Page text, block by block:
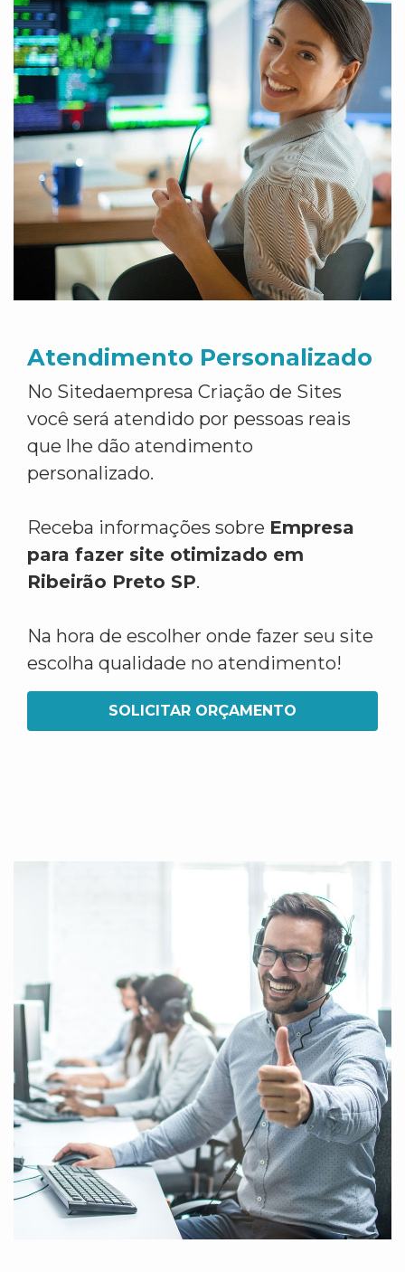
Atendimento Personalizado
No Sitedaempresa Criação de Sites
você será atendido por pessoas reais
que lhe dão atendimento
personalizado.
Receba informações sobre Empresa
para fazer site otimizado em
Ribeirão Preto SP.
Na hora de escolher onde fazer seu site
escolha qualidade no atendimento!
SOLICITAR ORÇAMENTO